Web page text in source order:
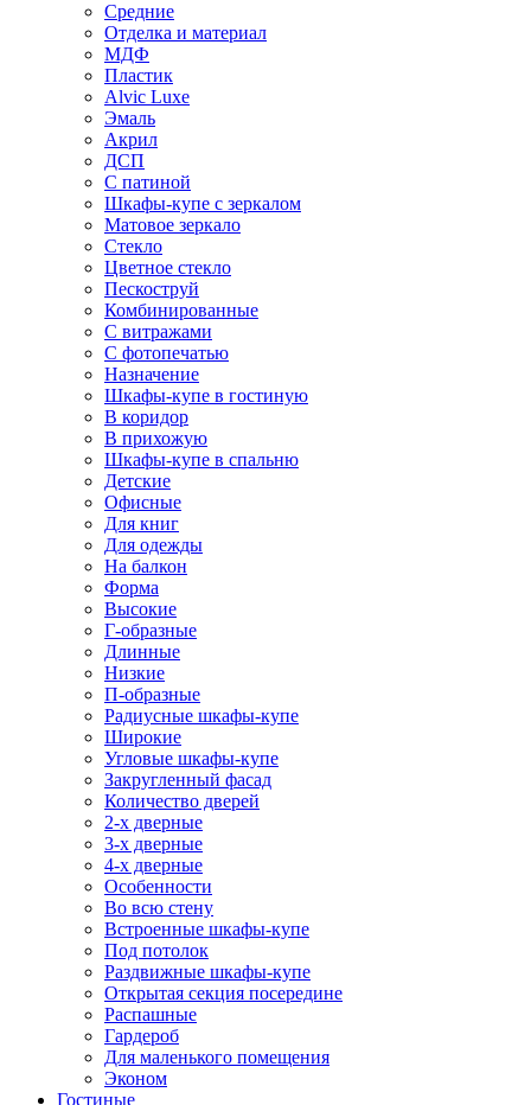
Средние
Отделка и материал
МДФ
Пластик
Alvic Luxe
Эмаль
Акрил
ДСП
С патиной
Шкафы-купе с зеркалом
Матовое зеркало
Стекло
Цветное стекло
Пескоструй
Комбинированные
С витражами
С фотопечатью
Назначение
Шкафы-купе в гостиную
В коридор
В прихожую
Шкафы-купе в спальню
Детские
Офисные
Для книг
Для одежды
На балкон
Форма
Высокие
Г-образные
Длинные
Низкие
П-образные
Радиусные шкафы-купе
Широкие
Угловые шкафы-купе
Закругленный фасад
Количество дверей
2-х дверные
3-х дверные
4-х дверные
Особенности
Во всю стену
Встроенные шкафы-купе
Под потолок
Раздвижные шкафы-купе
Открытая секция посередине
Распашные
Гардероб
Для маленького помещения
Эконом
Гостиные